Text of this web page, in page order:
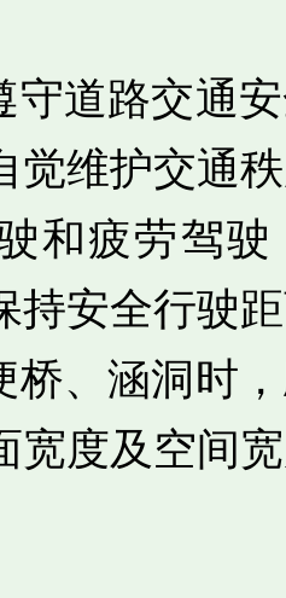
守道路交通
觉维护交通
和疲劳驾驶
安全行驶距
桥、涵洞时
宽度及空间